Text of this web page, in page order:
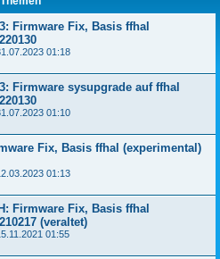
Firmware Fix, Basis ffhal
01:18
Firmware sysupgrade auf ffhal
01:10
Fix, Basis ffhal (experimental)
01:13
Firmware Fix, Basis ffhal
(veraltet)
01:55